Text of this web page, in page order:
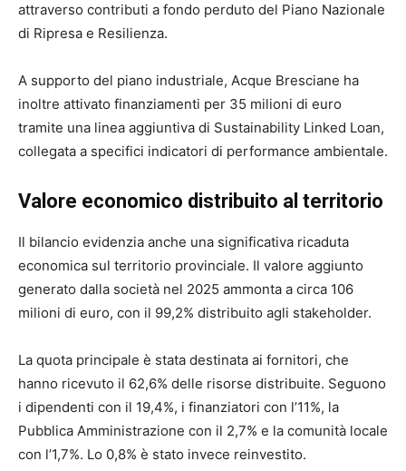
attraverso contributi a fondo perduto del Piano Nazionale
di Ripresa e Resilienza.
A supporto del piano industriale, Acque Bresciane ha
inoltre attivato finanziamenti per 35 milioni di euro
tramite una linea aggiuntiva di Sustainability Linked Loan,
collegata a specifici indicatori di performance ambientale.
Valore economico distribuito al territorio
Il bilancio evidenzia anche una significativa ricaduta
economica sul territorio provinciale. Il valore aggiunto
generato dalla società nel 2025 ammonta a circa 106
milioni di euro, con il 99,2% distribuito agli stakeholder.
La quota principale è stata destinata ai fornitori, che
hanno ricevuto il 62,6% delle risorse distribuite. Seguono
i dipendenti con il 19,4%, i finanziatori con l’11%, la
Pubblica Amministrazione con il 2,7% e la comunità locale
con l’1,7%. Lo 0,8% è stato invece reinvestito.